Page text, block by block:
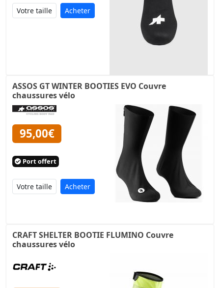
Acheter
ASSOS GT WINTER BOOTIES EVO Couvre
chaussures vélo
95,00€
Port offert
Acheter
CRAFT SHELTER BOOTIE FLUMINO Couvre
chaussures vélo